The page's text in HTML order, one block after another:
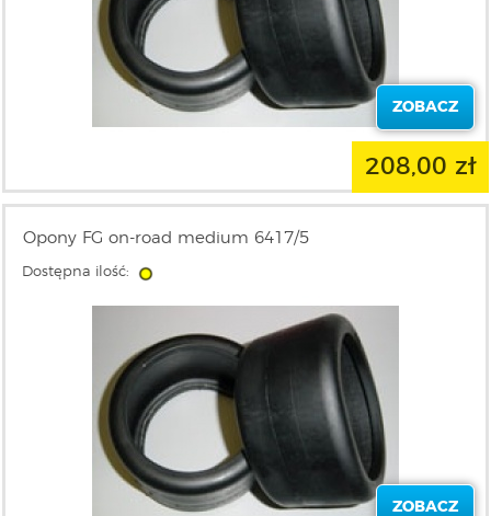
ZOBACZ
208,00 zł
Opony FG on-road medium 6417/5
Dostępna ilość:
ZOBACZ